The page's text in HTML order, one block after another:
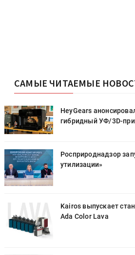
САМЫЕ ЧИТАЕМЫЕ
HeyGears
гибридный УФ/3D-
Росприроднадзор
утилизации»
Kairos выпускает
Ada Color Lava